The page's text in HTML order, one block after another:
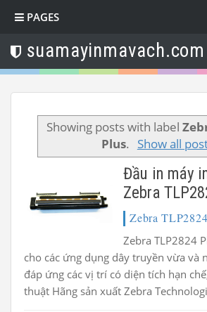
PAGES
suamayinmavach.com
Showing posts with label
Plus. Show all
Đầu in máy
Zebra
Zebra
Zebra TLP2824
cho các ứng dụng dây truyền vừa và
đáp ứng các vị trí có diện tích hạn
thuật Hãng sản xuất Zebra